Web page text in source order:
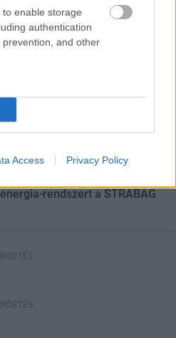
enable storage
authentication
and other
Access Privacy Policy
csökken a riasztás
fél évszázados vezetéken múlt
és átszervezett
rendszert a STRABAG